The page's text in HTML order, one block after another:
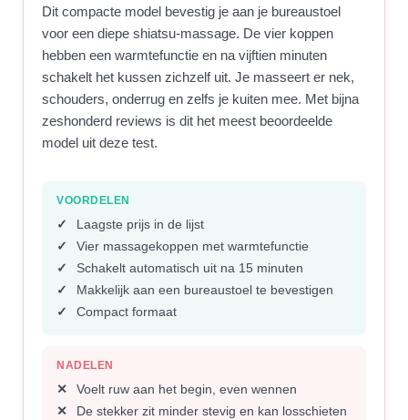
Dit compacte model bevestig je aan je bureaustoel
voor een diepe shiatsu-massage. De vier koppen
hebben een warmtefunctie en na vijftien minuten
schakelt het kussen zichzelf uit. Je masseert er nek,
schouders, onderrug en zelfs je kuiten mee. Met bijna
zeshonderd reviews is dit het meest beoordeelde
model uit deze test.
VOORDELEN
Laagste prijs in de lijst
Vier massagekoppen met warmtefunctie
Schakelt automatisch uit na 15 minuten
Makkelijk aan een bureaustoel te bevestigen
Compact formaat
NADELEN
Voelt ruw aan het begin, even wennen
De stekker zit minder stevig en kan losschieten